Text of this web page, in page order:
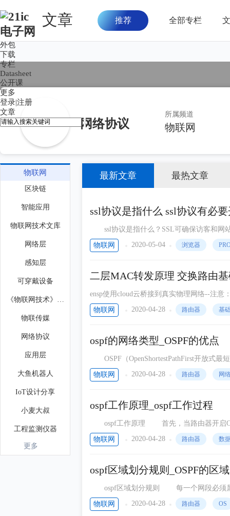
网络协议
所属频道
物联网
最新文章 最热文章
ssl协议是指什么 ssl协议有必
ssl协议是指什么？SSL可确保访客和网站
层），及其继任者传输层安全（Transport
物联网 2020-05-04 浏览器
二层MAC转发原理 交换路由
ensp使用cloud云桥接到真实物理网络--注意
配置-高级- IPv4校验和卸载-将值改为已禁
物联网 2020-04-28 路由器 基
ospf的网络类型_OSPF的优点
OSPF（OpenShortestPathFirst开放式最
P），用于在单一自治系统（autonomo
物联网 2020-04-28 路由器 网
ospf工作原理_ospf工作过程
ospf工作原理 首先，当路由器开启OSPF后，路由器之间就会相互发送HELLO报文，HELLO报文中包
含一些路由器和链路的相关信息，发送
物联网 2020-04-28 路由器 数
ospf区域划分规则_OSPF的区
ospf区域划分规则 每一个网段必须属于一个区域且只能属于一个区域，即每个运行ospf协议的接口必
须指定属于某一个特
物联网 2020-04-28 路由器 OS
物联网
区块链
智能应用
物联网技术文库
网络层
感知层
可穿戴设备
《物联网技术》杂志
物联传媒
网络协议
应用层
大鱼机器人
IoT设计分享
小麦大叔
工程监测仪器
IT葡萄皮
更多
首页
论坛
外包
下载
专栏
Datasheet
公开课
更多
登录|注册
文章
文章 推荐 全部专栏